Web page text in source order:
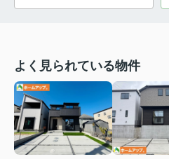
よく見られている物件